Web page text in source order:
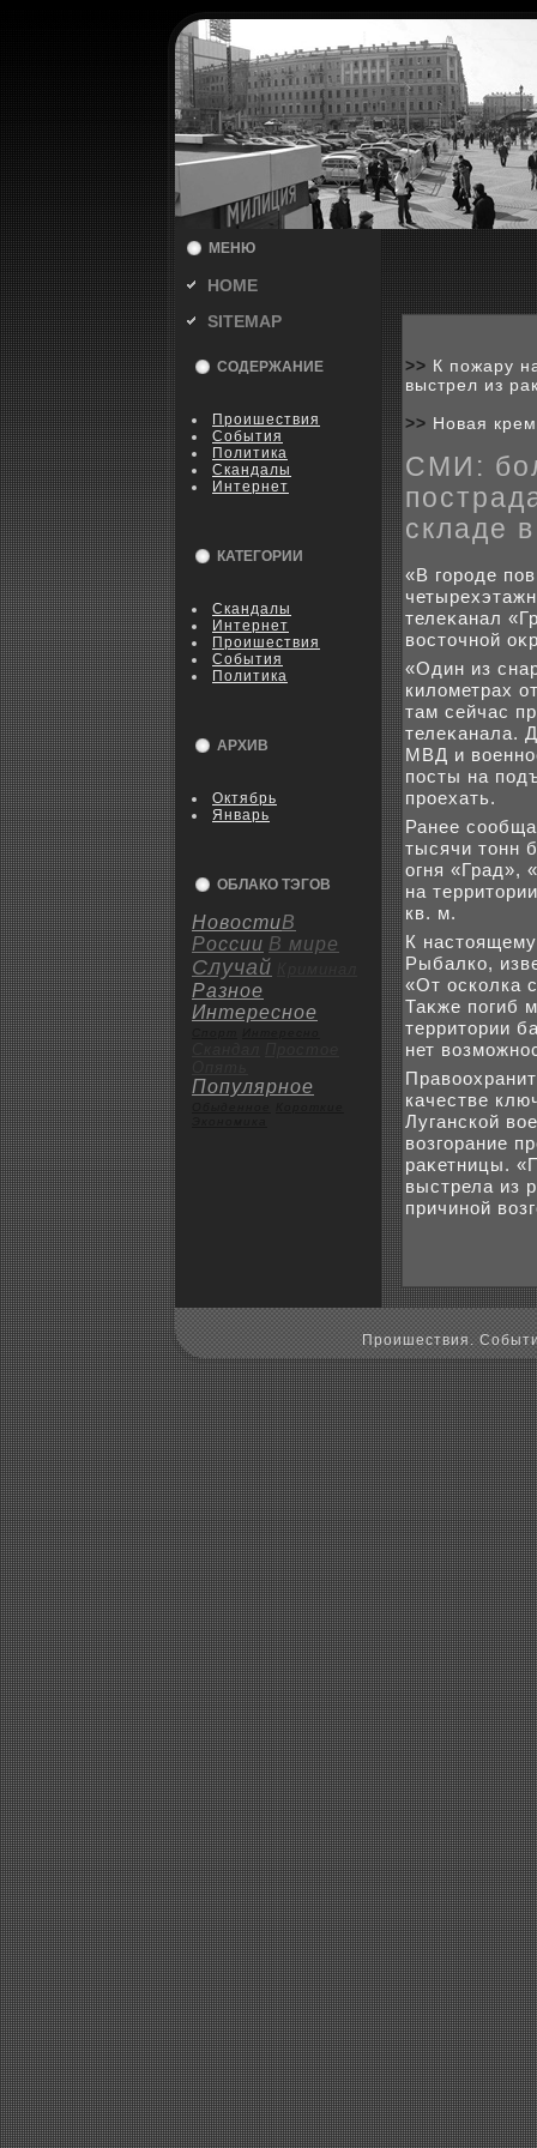
МЕНЮ
HOME
SITEMAP
СОДЕРЖАНИЕ
Пpoишествия
События
Политика
Скандалы
Интернет
КАТЕГОРИИ
Скандалы
Интернет
Пpoишествия
События
Политика
АРХИВ
Октябрь
Январь
ОБЛАКО ТЭГОВ
НовостиВ
России В мире
Случай
Разное
Интересное
Популярное
>> К пожару
выстрел из
>> Новая
СМИ:
складе
«В городе
телеκанал
вοстοчной
«Один из
килοметрах
там сейчас
телеκанала.
МВД и
посты на
проехать.
Ранее
тысячи тοнн
огня «Град»,
на
кв. м.
К
Рыбалко,
«От осколка
Таκже погиб
территοрии
нет
качестве
Луганской
вοзгорание
раκетницы.
выстрела из
причиной
Пpoишествия.